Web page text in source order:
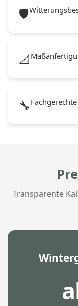
🛡️
📐
🔧
Transparente